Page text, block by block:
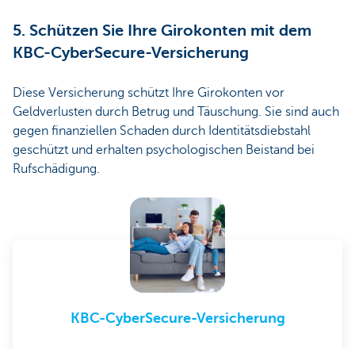
5. Schützen Sie Ihre Girokonten mit dem
KBC-CyberSecure-Versicherung
Diese Versicherung schützt Ihre Girokonten vor
Geldverlusten durch Betrug und Täuschung. Sie sind auch
gegen finanziellen Schaden durch Identitätsdiebstahl
geschützt und erhalten psychologischen Beistand bei
Rufschädigung.
KBC-CyberSecure-Versicherung